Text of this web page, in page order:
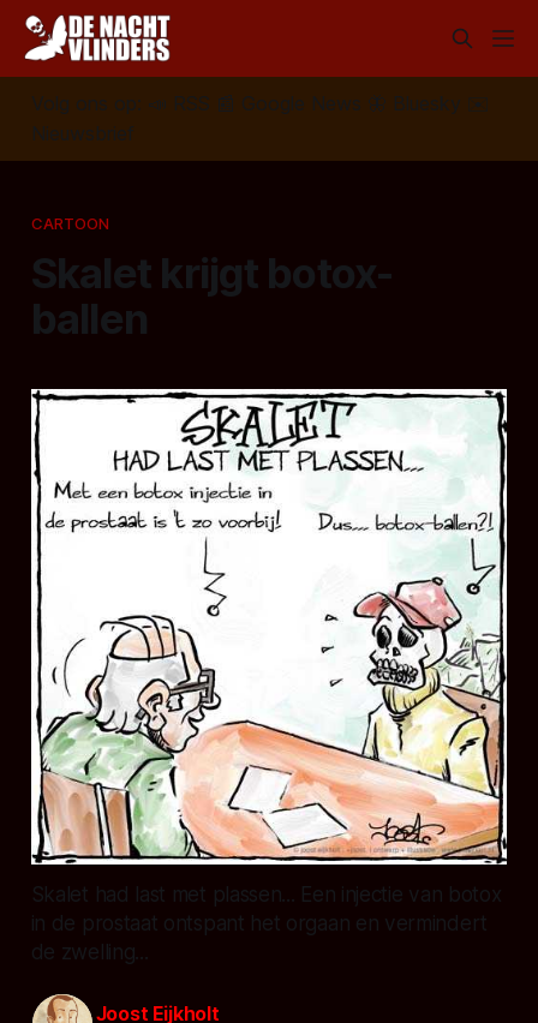
Volg ons op: 📣 RSS 📰 Google News 🦋 Bluesky
✉️
Nieuwsbrief
CARTOON
Skalet krijgt botox-
ballen
Skalet had last met plassen... Een injectie van botox
in de prostaat ontspant het orgaan en vermindert
de zwelling...
Joost Eijkholt